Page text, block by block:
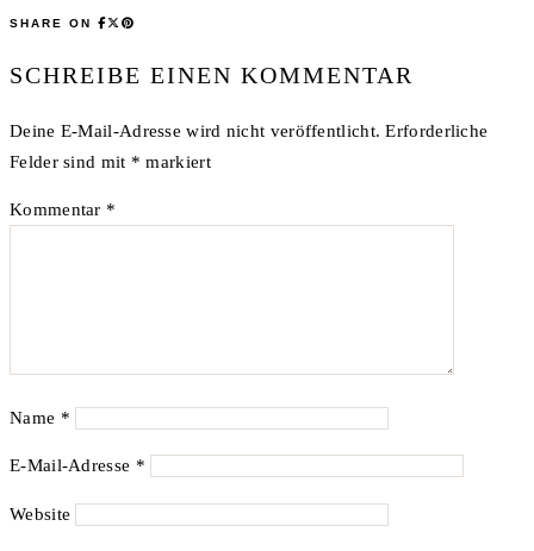
SHARE ON
SCHREIBE EINEN KOMMENTAR
Deine E-Mail-Adresse wird nicht veröffentlicht. Erforderliche
Felder sind mit * markiert
Kommentar *
Name *
E-Mail-Adresse *
Website